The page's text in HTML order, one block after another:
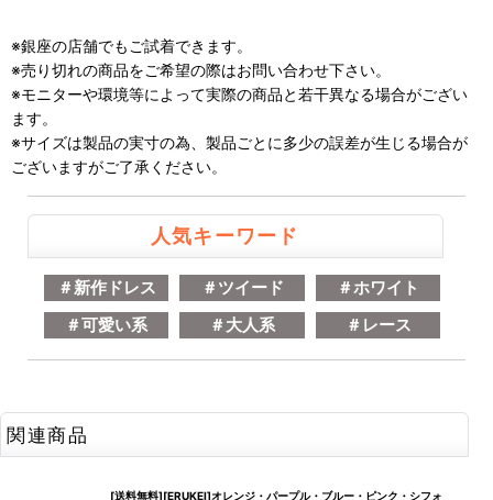
※銀座の店舗でもご試着できます。
※売り切れの商品をご希望の際はお問い合わせ下さい。
※モニターや環境等によって実際の商品と若干異なる場合がござい
ます。
※サイズは製品の実寸の為、製品ごとに多少の誤差が生じる場合が
ございますがご了承ください。
人気キーワード
＃新作ドレス ＃ツイード
＃ホワイト
＃可愛い系
＃大人系 ＃レース
関連商品
[送料無料][ERUKEI]オレンジ・パープル・ブルー・ピンク・シフォ